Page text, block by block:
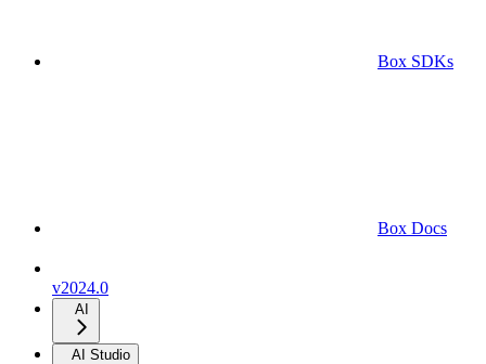
Box SDKs
Box Docs
v2024.0
AI
AI Studio